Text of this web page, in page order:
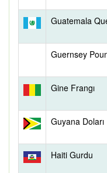
Guatemala
Guernsey
Gine Frangı
Guyana Doları
Haiti Gurdu